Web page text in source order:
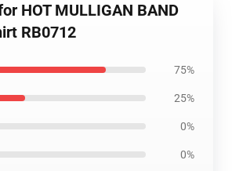
HOT MULLIGAN BAND
RB0712
75%
25%
0%
0%